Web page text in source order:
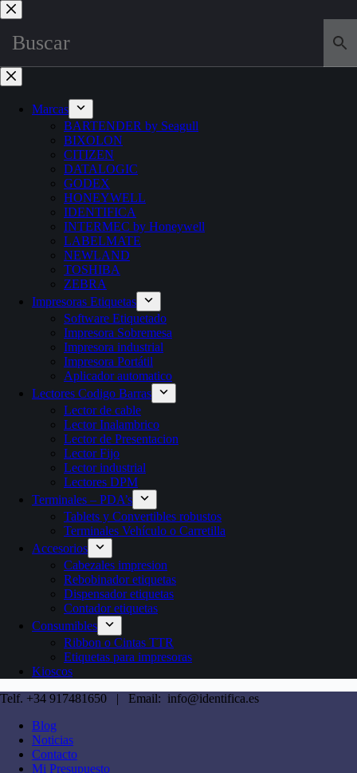
Marcas
BARTENDER by Seagull
BIXOLON
CITIZEN
DATALOGIC
GODEX
HONEYWELL
IDENTIFICA
INTERMEC by Honeywell
LABELMATE
NEWLAND
TOSHIBA
ZEBRA
Impresoras Etiquetas
Software Etiquetado
Impresora Sobremesa
Impresora industrial
Impresora Portátil
Aplicador automatico
Lectores Codigo Barras
Lector de cable
Lector Inalambrico
Lector de Presentacion
Lector Fijo
Lector industrial
Lectores DPM
Terminales – PDA’s
Tablets y Convertibles robustos
Terminales Vehículo o Carretilla
Accesorios
Cabezales impresion
Rebobinador etiquetas
Dispensador etiquetas
Contador etiquetas
Consumibles
Ribbon o Cintas TTR
Etiquetas para impresoras
Kioscos
Telf. +34 917481650 | Email: info@identifica.es
Blog
Noticias
Contacto
Mi Presupuesto